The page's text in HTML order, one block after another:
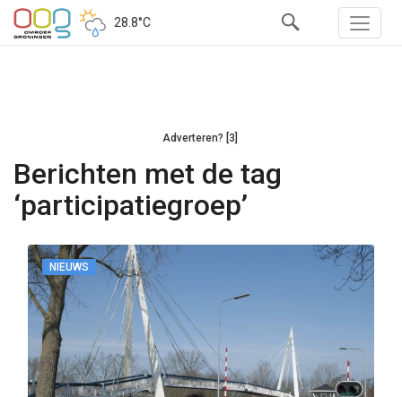
28.8°C
Adverteren? [3]
Berichten met de tag
‘participatiegroep’
NIEUWS